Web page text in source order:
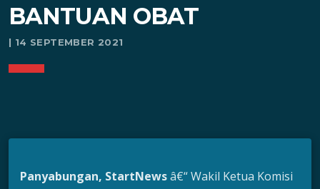
BANTUAN OBAT
| 14 SEPTEMBER 2021
Panyabungan, StartNewsâ€“ Wakil Ketua Komisi